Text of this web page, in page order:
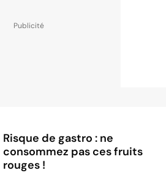
Risque de gastro : ne
consommez pas ces fruits
rouges !